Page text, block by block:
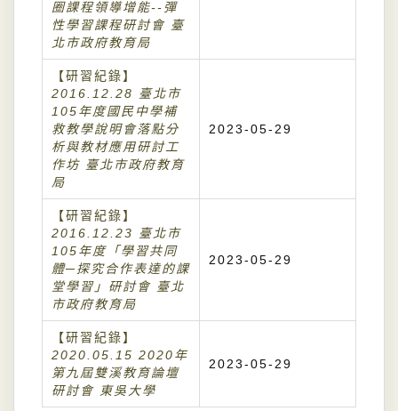
圈課程領導增能--彈
性學習課程研討會 臺
北市政府教育局
【研習紀錄】
2016.12.28 臺北市
105年度國民中學補
救教學說明會落點分
析與教材應用研討工
作坊 臺北市政府教育
局
2023-05-29
【研習紀錄】
2016.12.23 臺北市
105年度「學習共同
體─探究合作表達的課
堂學習」研討會 臺北
市政府教育局
2023-05-29
【研習紀錄】
2020.05.15 2020年
第九屆雙溪教育論壇
研討會 東吳大學
2023-05-29